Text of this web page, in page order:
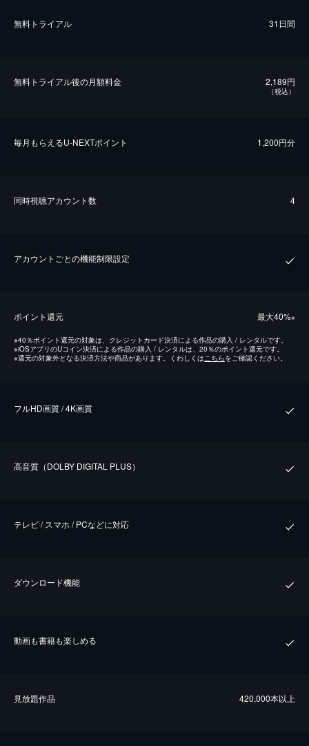
無料トライアル 31日間
無料トライアル後の⽉額料金 2,189円
（税込）
毎⽉もらえるU-NEXTポイント 1,200円分
同時視聴アカウント数 4
アカウントごとの機能制限設定
ポイント還元 最⼤40%※
※40％ポイント還元の対象は、クレジットカード決済による作品の購入 / レンタルです。
※iOSアプリのUコイン決済による作品の購入 / レンタルは、20％のポイント還元です。
※還元の対象外となる決済方法や商品があります。くわしくはこちらをご確認ください。
フルHD画質 / 4K画質
⾼⾳質（DOLBY DIGITAL PLUS）
テレビ / スマホ / PCなどに対応
ダウンロード機能
動画も書籍も楽しめる
⾒放題作品 420,000本以上